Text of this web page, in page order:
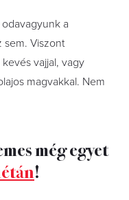
a
sem. Viszont
vajjal, vagy
magvakkal. Nem
még egyet
!